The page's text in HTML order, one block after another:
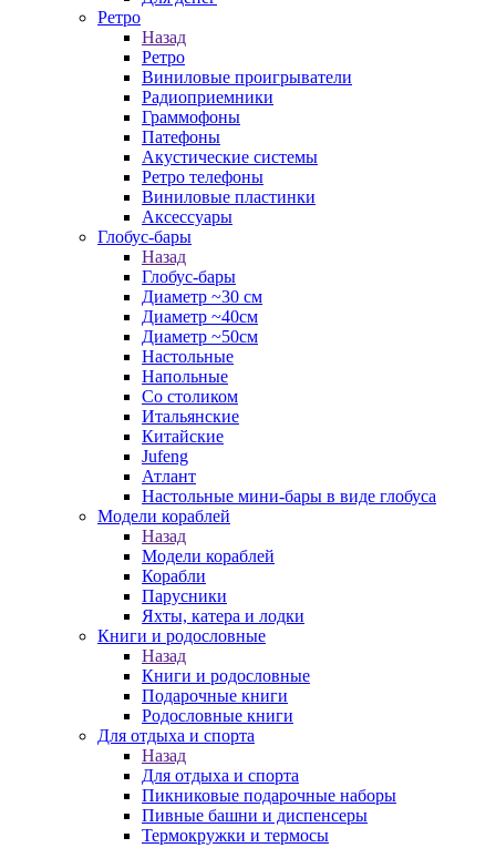
Ретро
Назад
Ретро
Виниловые проигрыватели
Радиоприемники
Граммофоны
Патефоны
Акустические системы
Ретро телефоны
Виниловые пластинки
Аксессуары
Глобус-бары
Назад
Глобус-бары
Диаметр ~30 см
Диаметр ~40см
Диаметр ~50см
Настольные
Напольные
Со столиком
Итальянские
Китайские
Jufeng
Атлант
Настольные мини-бары в виде глобуса
Модели кораблей
Назад
Модели кораблей
Корабли
Парусники
Яхты, катера и лодки
Книги и родословные
Назад
Книги и родословные
Подарочные книги
Родословные книги
Для отдыха и спорта
Назад
Для отдыха и спорта
Пикниковые подарочные наборы
Пивные башни и диспенсеры
Термокружки и термосы